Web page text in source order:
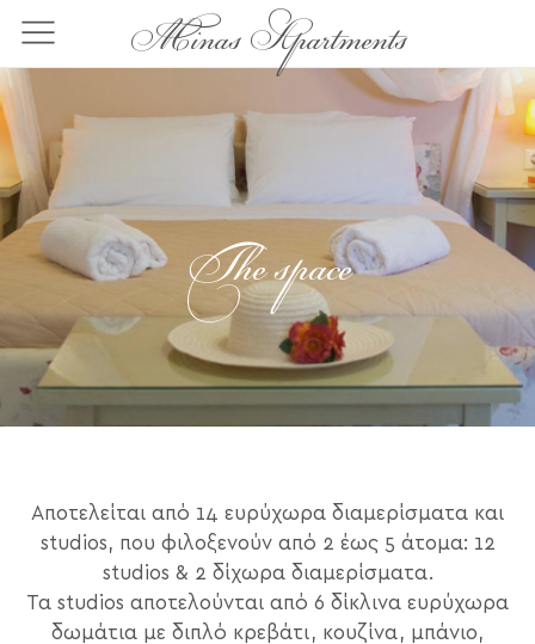
προς
το
κυρίως
περιεχόμενο
Minas Apartments
The space
Αποτελείται από 14 ευρύχωρα διαμερίσματα και
studios, που φιλοξενούν από 2 έως 5 άτομα: 12
studios & 2 δίχωρα διαμερίσματα.
Τα studios αποτελούνται από 6 δίκλινα ευρύχωρα
δωμάτια με διπλό κρεβάτι, κουζίνα, μπάνιο,